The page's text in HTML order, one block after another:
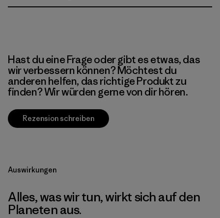
Hast du eine Frage oder gibt es etwas, das
wir verbessern können? Möchtest du
anderen helfen, das richtige Produkt zu
finden? Wir würden gerne von dir hören.
Rezension schreiben
Auswirkungen
Alles, was wir tun, wirkt sich auf den
Planeten aus.